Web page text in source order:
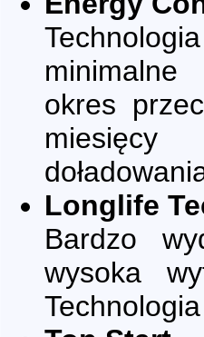
minimalne
okres
miesięcy
Longlife
Bardzo
wysoka